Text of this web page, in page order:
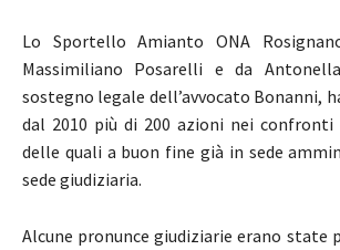
Lo Sportello Amianto ONA
Massimiliano Posarelli e da
sostegno legale dell’avvocato Bonanni,
dal 2010 più di 200 azioni nei confronti
delle quali a buon fine già in sede
sede giudiziaria.
Alcune pronunce giudiziarie erano state